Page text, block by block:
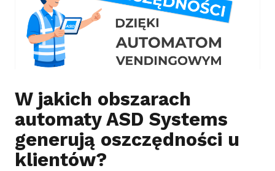
W jakich obszarach
automaty ASD Systems
generują oszczędności u
klientów?